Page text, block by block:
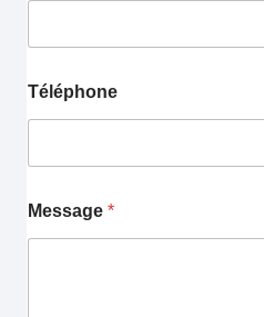
Téléphone
Message *